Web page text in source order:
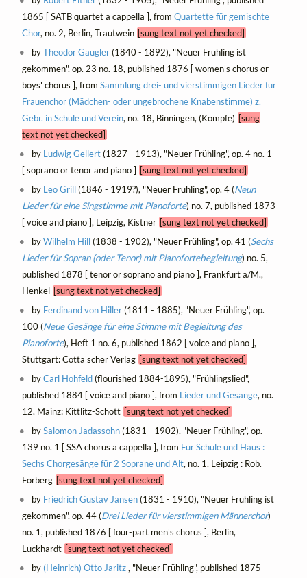
1865 [ SATB quartet a cappella ], from Quartette für gemischte
Chor, no. 2, Berlin, Trautwein [sung text not yet checked]
byTheodor Gaugler(1840 - 1892), "Neuer Frühling ist
gekommen", op. 23 no. 18, published 1876 [ women's chorus or
boys' chorus ], from Sammlung drei- und vierstimmigen Lieder für
Frauenchor (Mädchen- oder ungebrochene Knabenstimme) z.
Gebr. in Schule und Verein, no. 18, Binningen, (Kompfe) [sung
text not yet checked]
by Ludwig Gellert(1827 - 1913), "Neuer Frühling", op. 4 no. 1
[ soprano or tenor and piano ] [sung text not yet checked]
by Leo Grill(1846 - 1919?), "Neuer Frühling", op. 4 (Neun
Lieder für eine Singstimme mit Pianoforte) no. 7, published 1873
[ voice and piano ], Leipzig, Kistner [sung text not yet checked]
byWilhelm Hill(1838 - 1902), "Neuer Frühling", op. 41 (Sechs
Lieder für Sopran (oder Tenor) mit Pianofortebegleitung) no. 5,
published 1878 [ tenor or soprano and piano ], Frankfurt a/M.,
Henkel [sung text not yet checked]
by Ferdinand von Hiller(1811 - 1885), "Neuer Frühling", op.
100 (Neue Gesänge für eine Stimme mit Begleitung des
Pianoforte), Heft 1 no. 6, published 1862 [ voice and piano ],
Stuttgart: Cotta'scher Verlag [sung text not yet checked]
byCarl Hohfeld(flourished 1884-1895), "Frühlingslied",
published 1884 [ voice and piano ], from Lieder und Gesänge, no.
12, Mainz: Kittlitz-Schott [sung text not yet checked]
bySalomon Jadassohn(1831 - 1902), "Neuer Frühling", op.
139 no. 1 [ SSA chorus a cappella ], from Für Schule und Haus :
Sechs Chorgesänge für 2 Soprane und Alt, no. 1, Leipzig : Rob.
Forberg [sung text not yet checked]
by Friedrich Gustav Jansen(1831 - 1910), "Neuer Frühling ist
gekommen", op. 44 (Drei Lieder für vierstimmigen Männerchor)
no. 1, published 1876 [ four-part men's chorus ], Berlin,
Luckhardt [sung text not yet checked]
by (Heinrich) Otto Jaritz, "Neuer Frühling", published 1875